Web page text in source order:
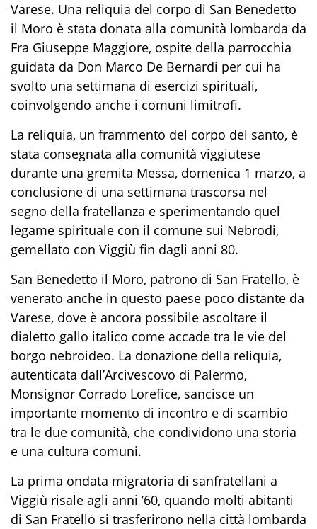
Varese. Una reliquia del corpo di San Benedetto
il Moro è stata donata alla comunità lombarda da
Fra Giuseppe Maggiore, ospite della parrocchia
guidata da Don Marco De Bernardi per cui ha
svolto una settimana di esercizi spirituali,
coinvolgendo anche i comuni limitrofi.
La reliquia, un frammento del corpo del santo, è
stata consegnata alla comunità viggiutese
durante una gremita Messa, domenica 1 marzo, a
conclusione di una settimana trascorsa nel
segno della fratellanza e sperimentando quel
legame spirituale con il comune sui Nebrodi,
gemellato con Viggiù fin dagli anni 80.
San Benedetto il Moro, patrono di San Fratello, è
venerato anche in questo paese poco distante da
Varese, dove è ancora possibile ascoltare il
dialetto gallo italico come accade tra le vie del
borgo nebroideo. La donazione della reliquia,
autenticata dall’Arcivescovo di Palermo,
Monsignor Corrado Lorefice, sancisce un
importante momento di incontro e di scambio
tra le due comunità, che condividono una storia
e una cultura comuni.
La prima ondata migratoria di sanfratellani a
Viggiù risale agli anni ’60, quando molti abitanti
di San Fratello si trasferirono nella città lombarda